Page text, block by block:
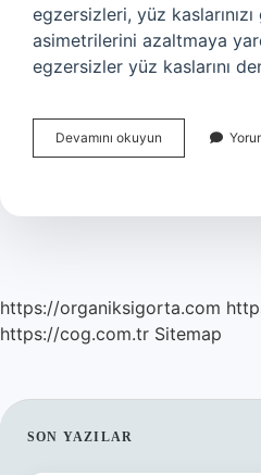
egzersizleri, yüz
asimetrilerini azaltmaya
egzersizler yüz kaslarını
Devamını okuyun
Asimetrisi
https://organiksigorta.com
https://cog.com.tr Sitemap
SIDEBAR
SON YAZILAR